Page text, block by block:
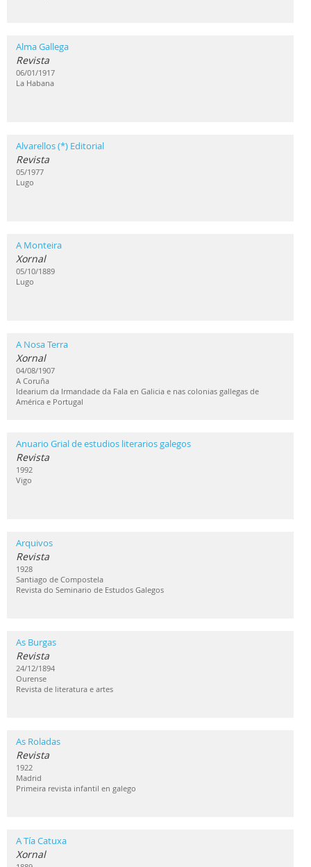
Alma Gallega
Revista
06/01/1917
La Habana
Alvarellos (*) Editorial
Revista
05/1977
Lugo
A Monteira
Xornal
05/10/1889
Lugo
A Nosa Terra
Xornal
04/08/1907
A Coruña
Idearium da Irmandade da Fala en Galicia e nas colonias gallegas de
América e Portugal
Anuario Grial de estudios literarios galegos
Revista
1992
Vigo
Arquivos
Revista
1928
Santiago de Compostela
Revista do Seminario de Estudos Galegos
As Burgas
Revista
24/12/1894
Ourense
Revista de literatura e artes
As Roladas
Revista
1922
Madrid
Primeira revista infantil en galego
A Tía Catuxa
Xornal